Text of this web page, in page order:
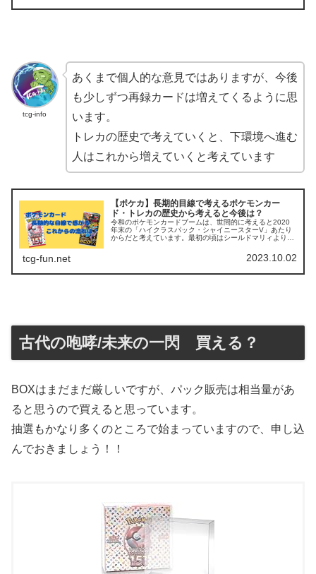
tcg-info
あくまで個人的な意見ではありますが、今後
も少しずつ再録カードは増えてくるように思
います。
トレカの歴史で考えていくと、下環境へ進む
人はこれから増えていくと考えています
【ポケカ】長期的目線で考えるポケモンカー
ド・トレカの歴史から考えると今後は？
令和のポケモンカードブームは、世間的に考えると2020
年末の「ハイクラスパック・シャイニースターV」あたり
からだと考えています。最初の頃はシールドマリィよりも
tcg-fun.net 2023.10.02
古代の咆哮/未来の一閃 買える？
BOXはまだまだ厳しいですが、パック販売は相当量があ
ると思うので買えると思っています。
抽選もかなり多くのところで始まっていますので、申し込
んでおきましょう！！